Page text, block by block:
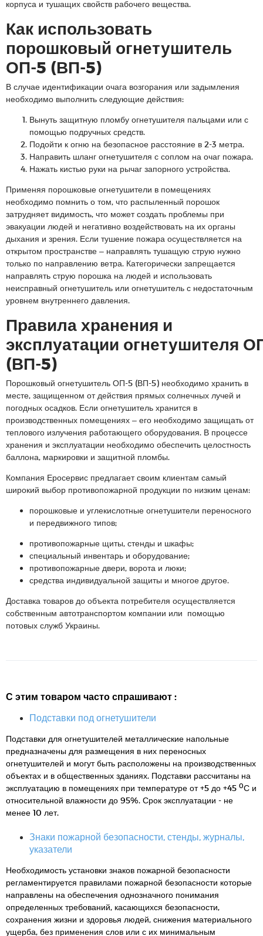
корпуса и тушащих свойств рабочего вещества.
Как использовать
порошковый огнетушитель
ОП-5 (ВП-5)
В случае идентификации очага возгорания или задымления
необходимо выполнить следующие действия:
Вынуть защитную пломбу огнетушителя пальцами или с
помощью подручных средств.
Подойти к огню на безопасное расстояние в 2-3 метра.
Направить шланг огнетушителя с соплом на очаг пожара.
Нажать кистью руки на рычаг запорного устройства.
Применяя порошковые огнетушители в помещениях
необходимо помнить о том, что распыленный порошок
затрудняет видимость, что может создать проблемы при
эвакуации людей и негативно воздействовать на их органы
дыхания и зрения. Если тушение пожара осуществляется на
открытом пространстве – направлять тушащую струю нужно
только по направлению ветра. Категорически запрещается
направлять струю порошка на людей и использовать
неисправный огнетушитель или огнетушитель с недостаточным
уровнем внутреннего давления.
Правила хранения и
эксплуатации огнетушителя
(ВП-5)
Порошковый огнетушитель ОП-5 (ВП-5) необходимо хранить в
месте, защищенном от действия прямых солнечных лучей и
погодных осадков. Если огнетушитель хранится в
производственных помещениях – его необходимо защищать от
теплового излучения работающего оборудования. В процессе
хранения и эксплуатации необходимо обеспечить целостность
баллона, маркировки и защитной пломбы.
Компания Еросервис предлагает своим клиентам самый
широкий выбор противопожарной продукции по низким ценам:
порошковые и углекислотные огнетушители переносного
и передвижного типов;
противопожарные щиты, стенды и шкафы;
специальный инвентарь и оборудование;
противопожарные двери, ворота и люки;
средства индивидуальной защиты и многое другое.
Доставка товаров до объекта потребителя осуществляется
собственным автотранспортом компании или помощью
потовых служб Украины.
С этим товаром часто спрашивают :
Подставки под огнетушители
Подставки для огнетушителей металлические напольные
предназначены для размещения в них переносных
огнетушителей и могут быть расположены на производственных
объектах и в общественных зданиях. Подставки рассчитаны на
эксплуатацию в помещениях при температуре от +5 до +45 0С и
относительной влажности до 95%. Срок эксплуатации - не
менее 10 лет.
Знаки пожарной безопасности, стенды, журналы,
указатели
Необходимость установки знаков пожарной безопасности
регламентируется правилами пожарной безопасности которые
направлены на обеспечения однозначного понимания
определенных требований, касающихся безопасности,
сохранения жизни и здоровья людей, снижения материального
ущерба, без применения слов или с их минимальным